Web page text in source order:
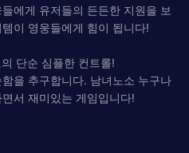
에게 유저들의 든든한 지원을 보
이 영웅들에게 힘이 됩니다!
단순 심플한 컨트롤!
을 추구합니다. 남녀노소 누구나
서 재미있는 게임입니다!